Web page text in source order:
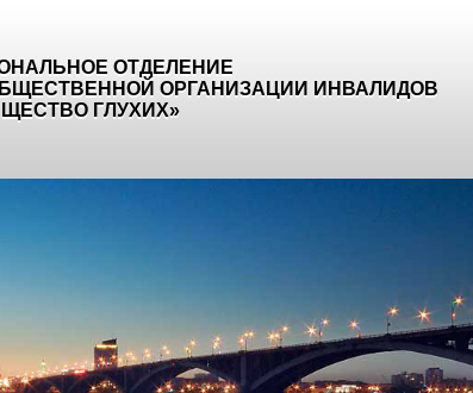
ОТДЕЛЕНИЕ
ОРГАНИЗАЦИИ ИНВАЛИДОВ
ГЛУХИХ»